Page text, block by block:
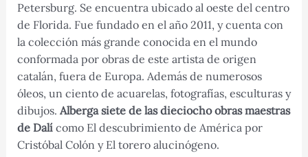
Petersburg. Se encuentra ubicado al oeste del centro
de Florida. Fue fundado en el año 2011, y cuenta con
la colección más grande conocida en el mundo
conformada por obras de este artista de origen
catalán, fuera de Europa. Además de numerosos
óleos, un ciento de acuarelas, fotografías, esculturas y
dibujos. Alberga siete de las dieciocho obras maestras
de Dalícomo El descubrimiento de América por
Cristóbal Colón y El torero alucinógeno.